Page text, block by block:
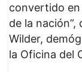
convertido
de la
Wilder,
la Oficina del